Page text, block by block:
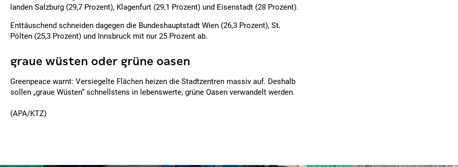
landen Salzburg (29,7 Prozent), Klagenfurt (29,1 Prozent) und Eisenstadt (28 Prozent).
Enttäuschend schneiden dagegen die Bundeshauptstadt Wien (26,3 Prozent), St.
Pölten (25,3 Prozent) und Innsbruck mit nur 25 Prozent ab.
graue wüsten oder grüne oasen
Greenpeace warnt: Versiegelte Flächen heizen die Stadtzentren massiv auf. Deshalb
sollen „graue Wüsten“ schnellstens in lebenswerte, grüne Oasen verwandelt werden.
(APA/KTZ)